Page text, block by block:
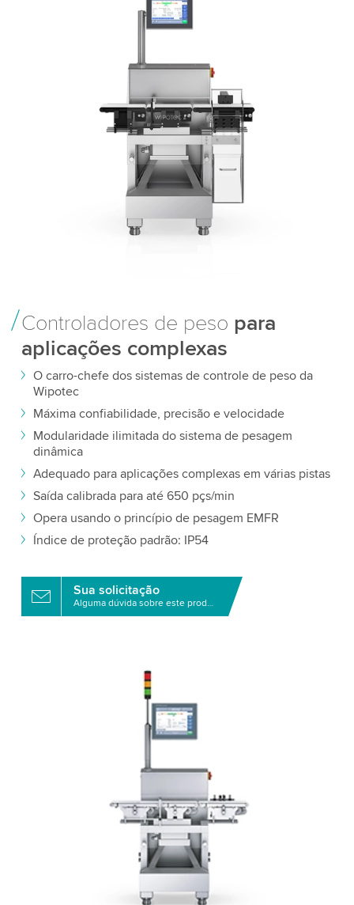
Controladores de peso para
aplicações complexas
O carro-chefe dos sistemas de controle de peso da
Wipotec
Máxima confiabilidade, precisão e velocidade
Modularidade ilimitada do sistema de pesagem
dinâmica
Adequado para aplicações complexas em várias pistas
Saída calibrada para até 650 pçs/min
Opera usando o princípio de pesagem EMFR
Índice de proteção padrão: IP54
Sua solicitação
Alguma dúvida sobre este produto?